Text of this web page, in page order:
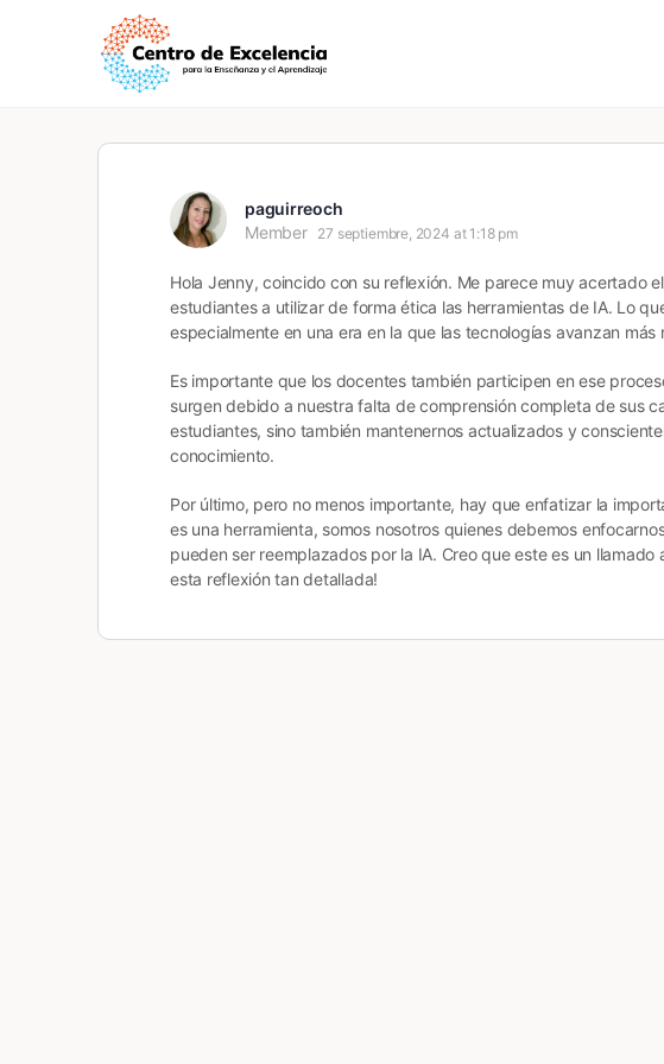
paguirreoch
Member
27 septiembre, 2024 at 1:18 pm
Hola Jenny, coincido con su reflexión. Me parece muy acertado
estudiantes a utilizar de forma ética las herramientas de IA. Lo
especialmente en una era en la que las tecnologías avanzan
Es importante que los docentes también participen en ese
surgen debido a nuestra falta de comprensión completa de sus
estudiantes, sino también mantenernos actualizados y
conocimiento.
Por último, pero no menos importante, hay que enfatizar la
es una herramienta, somos nosotros quienes debemos
pueden ser reemplazados por la IA. Creo que este es un
esta reflexión tan detallada!